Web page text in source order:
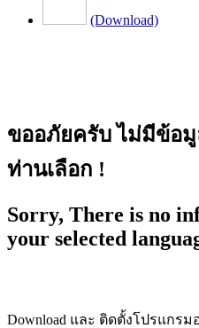
(Download)
ขออภัยครับ ไม่มีข้อ
ท่านเลือก !
Sorry, There is no
your selected
Download และ ติดตั้งโปรแกรม